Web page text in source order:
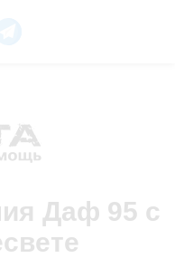
Даф 95 с